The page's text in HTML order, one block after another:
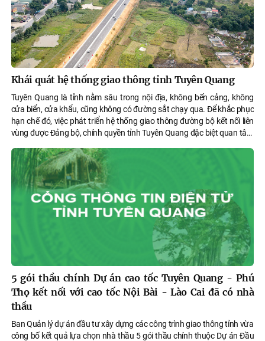
Khái quát hệ thống giao thông tỉnh Tuyên Quang
Tuyên Quang là tỉnh nằm sâu trong nội địa, không bến cảng, không
cửa biển, cửa khẩu, cũng không có đường sắt chạy qua. Để khắc phục
hạn chế đó, việc phát triển hệ thống giao thông đường bộ kết nối liên
vùng được Đảng bộ, chính quyền tỉnh Tuyên Quang đặc biệt quan tâm
5 gói thầu chính Dự án cao tốc Tuyên Quang - Phú
Thọ kết nối với cao tốc Nội Bài - Lào Cai đã có nhà
thầu
Ban Quản lý dự án đầu tư xây dựng các công trình giao thông tỉnh vừa
công bố kết quả lựa chọn nhà thầu 5 gói thầu chính thuộc Dự án Đầu